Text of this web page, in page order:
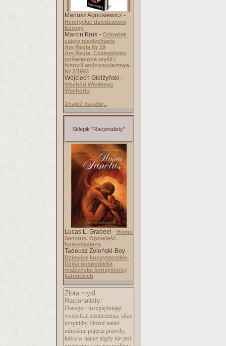
Mariusz Agnosiewicz -
Heretyckie dziedzictwo
Europy
Marcin Kruk - Człowiek
zajęty niesłychanie
Ars Regia Nr 19
Ars Regia. Czasopismo
poświęcone myśli i
historii wolnomularstwa.
Nr 2/1993
Wojciech Giełżyński -
Wschód Wielkiego
Wschodu
Znajdź książkę..
Sklepik "Racjonalisty"
Lucas L. Grabeel - Homo
Sanctus. Opowieść
homokapłana
Tadeusz Żeleński-Boy -
Dziewice konsystorskie.
Dzika gospodarka
małżeńska konsystorzy
katolickich
Złota myśl
Racjonalisty:
Dlatego - uwzględniając
wszystkie zastrzeżenia, jakie
uczyniłby filozof nauki
odnośnie pojęcia prawdy,
która w nauce nigdy nie jest